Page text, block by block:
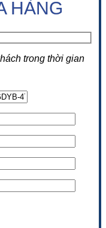
HÀNG
trong thời gian